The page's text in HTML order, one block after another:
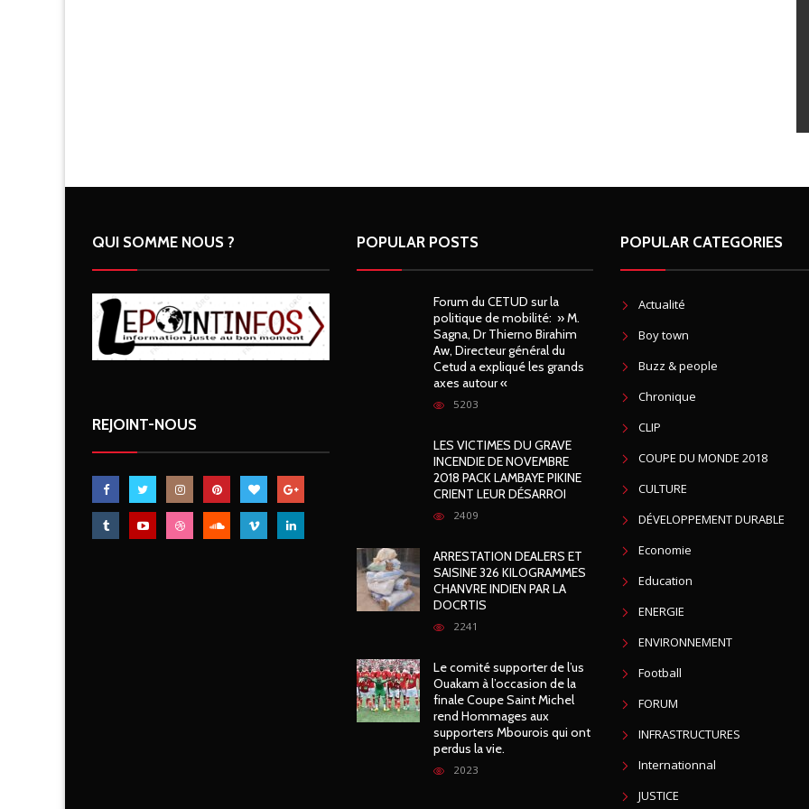
QUI SOMME NOUS ?
REJOINT-NOUS
POPULAR POSTS
Forum du CETUD sur la
politique de mobilité: » M.
Sagna, Dr Thierno Birahim
Aw, Directeur général du
Cetud a expliqué les grands
axes autour «
5203
LES VICTIMES DU GRAVE
INCENDIE DE NOVEMBRE
2018 PACK LAMBAYE PIKINE
CRIENT LEUR DÉSARROI
2409
ARRESTATION DEALERS ET
SAISINE 326 KILOGRAMMES
CHANVRE INDIEN PAR LA
DOCRTIS
2241
Le comité supporter de l’us
Ouakam à l’occasion de la
finale Coupe Saint Michel
rend Hommages aux
supporters Mbourois qui ont
perdus la vie.
2023
POPULAR CATEGORIES
Actualité
Boy town
Buzz & people
Chronique
CLIP
COUPE DU MONDE 2018
CULTURE
DÉVELOPPEMENT DURABLE
Economie
Education
ENERGIE
ENVIRONNEMENT
Football
FORUM
INFRASTRUCTURES
Internationnal
JUSTICE